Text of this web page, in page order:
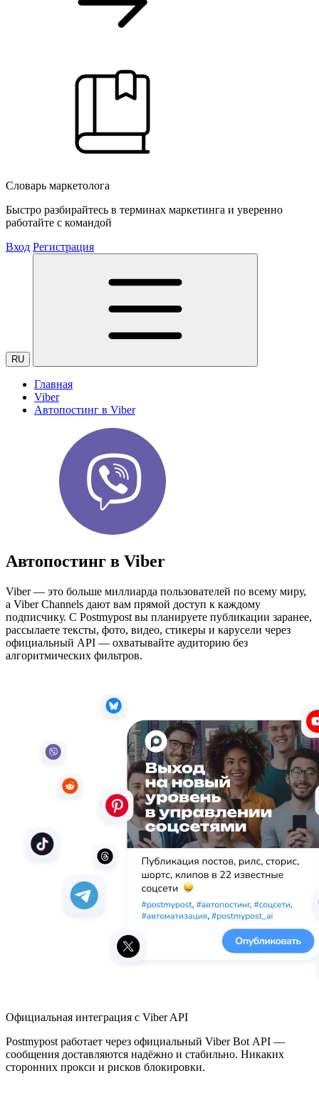
Словарь маркетолога
Быстро разбирайтесь в терминах маркетинга и уверенно
работайте с командой
Вход Регистрация
RU
Главная
Viber
Автопостинг в Viber
Автопостинг в Viber
Viber — это больше миллиарда пользователей по всему миру,
а Viber Channels дают вам прямой доступ к каждому
подписчику. С Postmypost вы планируете публикации заранее,
рассылаете тексты, фото, видео, стикеры и карусели через
официальный API — охватывайте аудиторию без
алгоритмических фильтров.
Официальная интеграция с Viber API
Postmypost работает через официальный Viber Bot API —
сообщения доставляются надёжно и стабильно. Никаких
сторонних прокси и рисков блокировки.